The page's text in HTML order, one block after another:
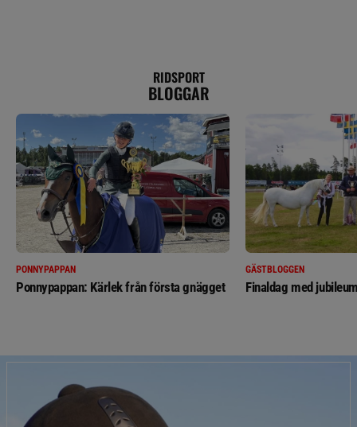
RIDSPORT
BLOGGAR
PONNYPAPPAN
Ponnypappan: Kärlek från första gnägget
GÄSTBLOGGEN
Finaldag med